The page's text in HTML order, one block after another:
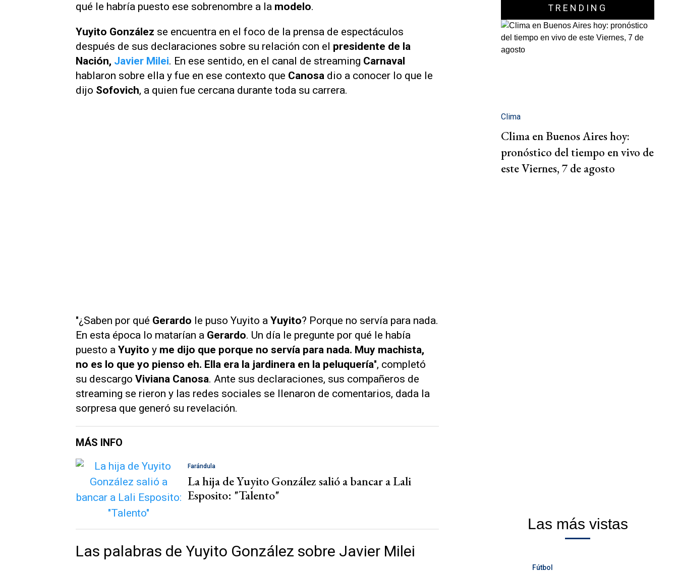
qué le habría puesto ese sobrenombre a la modelo.
Yuyito González se encuentra en el foco de la prensa de espectáculos
después de sus declaraciones sobre su relación con el presidente de la
Nación, Javier Milei. En ese sentido, en el canal de streaming Carnaval
hablaron sobre ella y fue en ese contexto que Canosa dio a conocer lo que le
dijo Sofovich, a quien fue cercana durante toda su carrera.
"¿Saben por qué Gerardo le puso Yuyito a Yuyito? Porque no servía para nada.
En esta época lo matarían a Gerardo. Un día le pregunte por qué le había
puesto a Yuyito y me dijo que porque no servía para nada. Muy machista,
no es lo que yo pienso eh. Ella era la jardinera en la peluquería", completó
su descargo Viviana Canosa. Ante sus declaraciones, sus compañeros de
streaming se rieron y las redes sociales se llenaron de comentarios, dada la
sorpresa que generó su revelación.
MÁS INFO
Farándula
La hija de Yuyito González salió a bancar a Lali
Esposito: "Talento"
Las palabras de Yuyito González sobre Javier Milei
TRENDING
Clima
Clima en Buenos Aires hoy:
pronóstico del tiempo en vivo de
este Viernes, 7 de agosto
Las más vistas
Fútbol